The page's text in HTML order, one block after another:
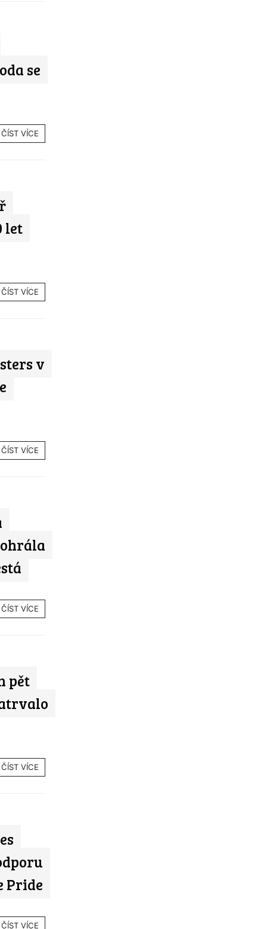
se
ČÍST VÍCE
let
ČÍST VÍCE
v
ČÍST VÍCE
ČÍST VÍCE
pět
ČÍST VÍCE
Pride
ČÍST VÍCE